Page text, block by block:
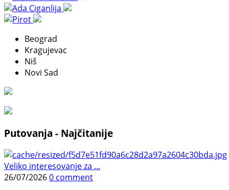
Beograd
Kragujevac
Niš
Novi Sad
Putovanja - Najčitanije
Veliko interesovanje za ...
26/07/20260 comment